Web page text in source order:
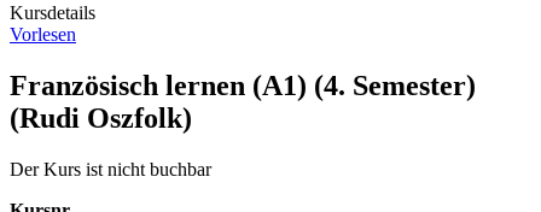
Kursdetails
Vorlesen
Französisch lernen (A1) (4. Semester)
(Rudi Oszfolk)
Der Kurs ist nicht buchbar